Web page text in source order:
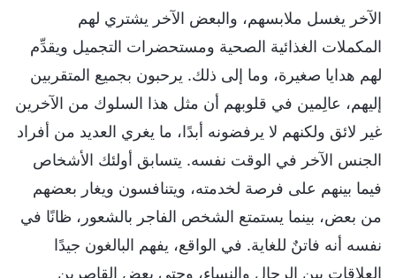
الآخر يغسل ملابسهم، والبعض الآخر يشتري لهم
المكملات الغذائية الصحية ومستحضرات التجميل ويقدِّم
لهم هدايا صغيرة، وما إلى ذلك. يرحبون بجميع المتقربين
إليهم، عالِمين في قلوبهم أن مثل هذا السلوك من الآخرين
غير لائق ولكنهم لا يرفضونه أبدًا، ما يغري العديد من أفراد
الجنس الآخر في الوقت نفسه. يتسابق أولئك الأشخاص
فيما بينهم على فرصة لخدمته، ويتنافسون ويغار بعضهم
من بعض، بينما يستمتع الشخص الفاجر بالشعور، ظانًا في
نفسه أنه فاتنٌ للغاية. في الواقع، يفهم البالغون جيدًا
العلاقات بين الرجال والنساء، وحتى بعض القاصرين